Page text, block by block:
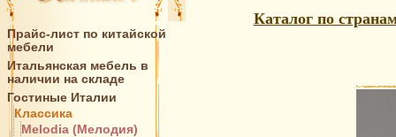
Прайс-лист по китайской
мебели
Итальянская мебель в
наличии на складе
Гостиные Италии
Классика
Melodia (Мелодия)
Каталог по